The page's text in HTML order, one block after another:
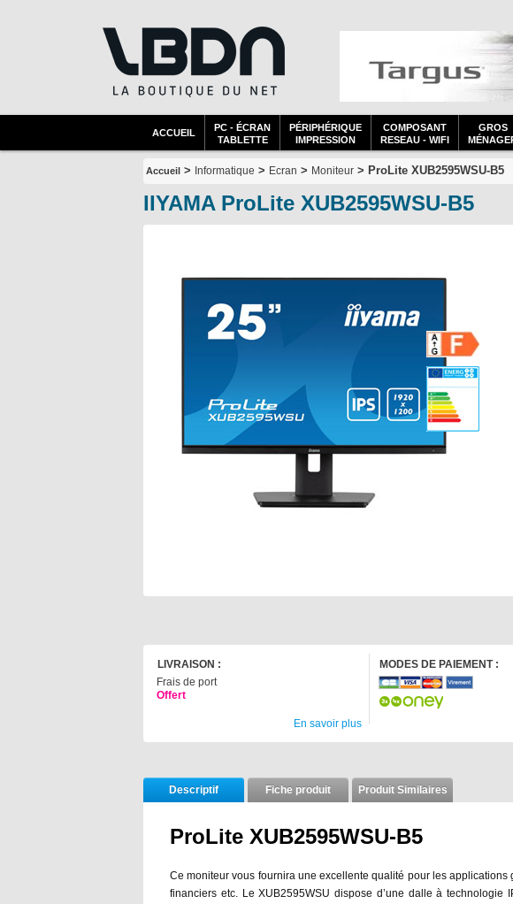
ACCUEIL
PC - ÉCRAN
TABLETTE
PÉRIPHÉRIQUE
IMPRESSION
COMPOSANT
RESEAU - WIFI
GROS
Accueil > Informatique > Ecran > Moniteur > ProLite XUB2595WSU-B5
IIYAMA ProLite XUB2595WSU-B5
LIVRAISON :
Frais de port
Offert
En savoir plus
MODES DE PAIEMENT :
Descriptif Fiche produit Produit Similaires
ProLite XUB2595WSU-B5
Ce moniteur vous fournira une excellente qualité pour les
financiers etc. Le XUB2595WSU dispose d’une dalle à